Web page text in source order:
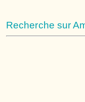
Recherche sur